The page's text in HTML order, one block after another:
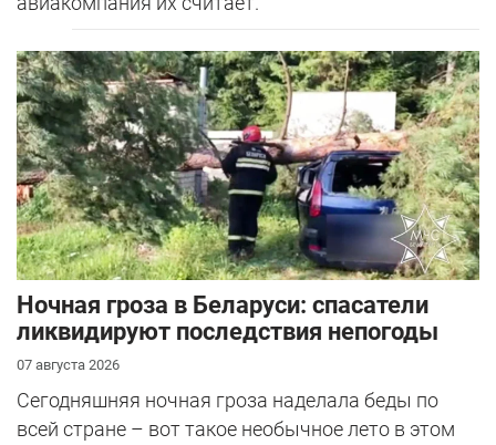
Ночная гроза в Беларуси: спасатели
ликвидируют последствия непогоды
07 августа 2026
Сегодняшняя ночная гроза наделала беды по
всей стране – вот такое необычное лето в этом